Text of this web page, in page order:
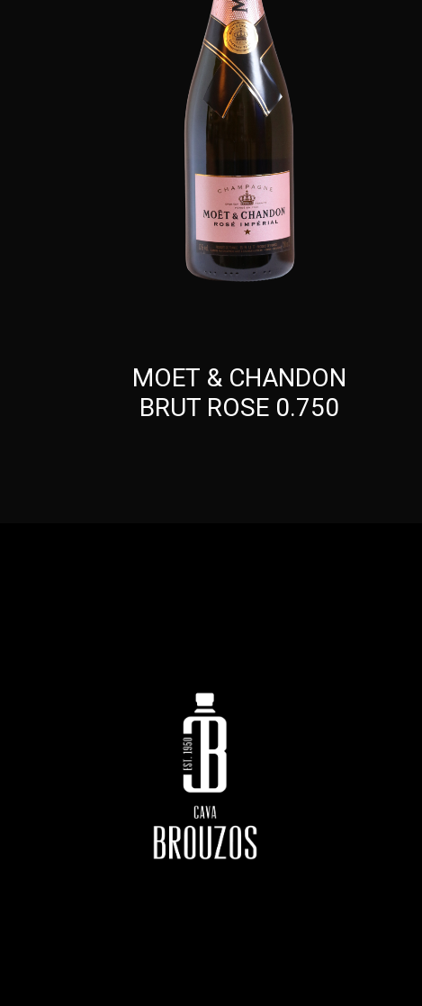
ΜΟΕΤ & CHANDON
BRUT ROSE 0.750